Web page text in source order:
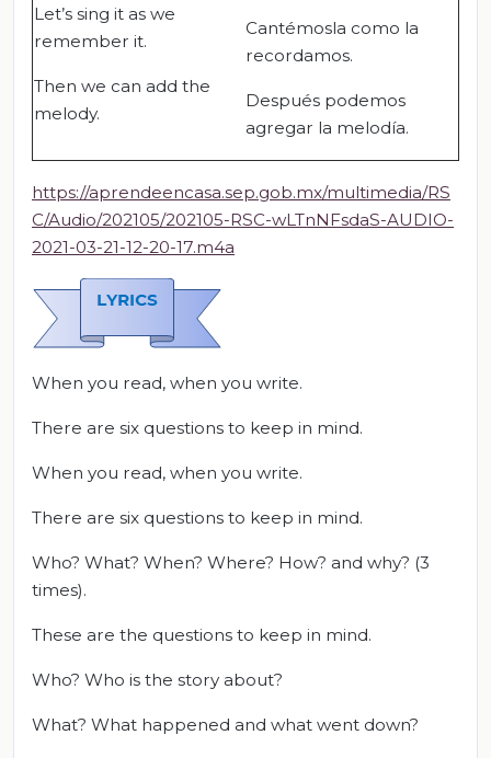
Let’s sing it as we
remember it.
Then we can add the
melody.
Cantémosla como la
recordamos.
Después podemos
agregar la melodía.
https://aprendeencasa.sep.gob.mx/multimedia/RS
C/Audio/202105/202105-RSC-wLTnNFsdaS-AUDIO-
2021-03-21-12-20-17.m4a
When you read, when you write.
There are six questions to keep in mind.
When you read, when you write.
There are six questions to keep in mind.
Who? What? When? Where? How? and why? (3
times).
These are the questions to keep in mind.
Who? Who is the story about?
What? What happened and what went down?